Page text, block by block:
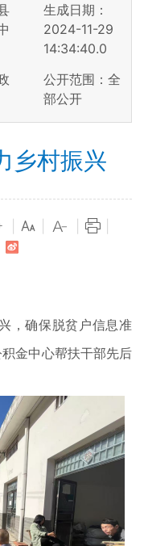
生成日期：
2024-11-29
14:34:40.0
公开范围：全
部公开
乡村振兴
确保脱贫户信息准
金中心帮扶干部先后